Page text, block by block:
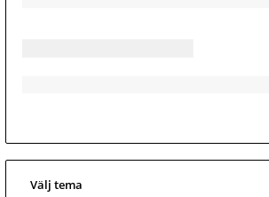
Välj tema